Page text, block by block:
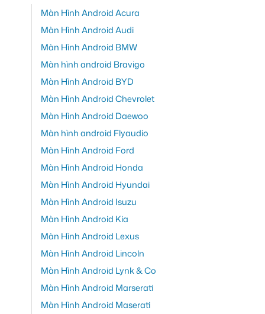
Màn Hình Android Acura
Màn Hình Android Audi
Màn Hình Android BMW
Màn hình android Bravigo
Màn Hình Android BYD
Màn Hình Android Chevrolet
Màn Hình Android Daewoo
Màn hình android Flyaudio
Màn Hình Android Ford
Màn Hình Android Honda
Màn Hình Android Hyundai
Màn Hình Android Isuzu
Màn Hình Android Kia
Màn Hình Android Lexus
Màn Hình Android Lincoln
Màn Hình Android Lynk & Co
Màn Hình Android Marserati
Màn Hình Android Maserati